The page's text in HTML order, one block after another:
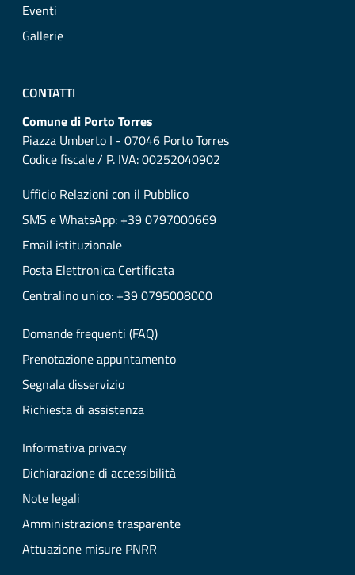
Eventi
Gallerie
CONTATTI
Comune di Porto Torres
Piazza Umberto I - 07046 Porto Torres
Codice fiscale / P. IVA: 00252040902
Ufficio Relazioni con il Pubblico
SMS e WhatsApp: +39 0797000669
Email istituzionale
Posta Elettronica Certificata
Centralino unico: +39 0795008000
Domande frequenti (FAQ)
Prenotazione appuntamento
Segnala disservizio
Richiesta di assistenza
Informativa privacy
Dichiarazione di accessibilità
Note legali
Amministrazione trasparente
Attuazione misure PNRR